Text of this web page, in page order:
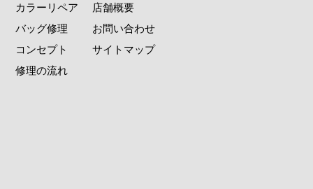
カラーリペア
バッグ修理
コンセプト
修理の流れ
店舗概要
お問い合わせ
サイトマップ